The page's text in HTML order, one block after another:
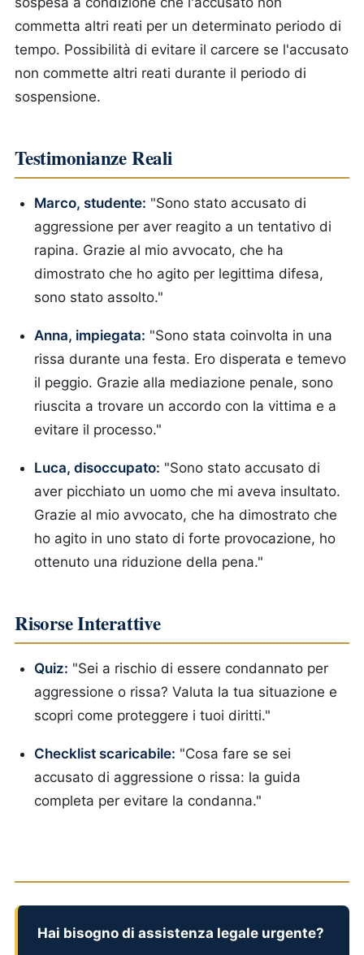
commetta altri reati per un determinato periodo di
tempo. Possibilità di evitare il carcere se l'accusato
non commette altri reati durante il periodo di
sospensione.
Testimonianze Reali
Marco, studente: "Sono stato accusato di
aggressione per aver reagito a un tentativo di
rapina. Grazie al mio avvocato, che ha
dimostrato che ho agito per legittima difesa,
sono stato assolto."
Anna, impiegata: "Sono stata coinvolta in una
rissa durante una festa. Ero disperata e temevo
il peggio. Grazie alla mediazione penale, sono
riuscita a trovare un accordo con la vittima e a
evitare il processo."
Luca, disoccupato: "Sono stato accusato di
aver picchiato un uomo che mi aveva insultato.
Grazie al mio avvocato, che ha dimostrato che
ho agito in uno stato di forte provocazione, ho
ottenuto una riduzione della pena."
Risorse Interattive
Quiz: "Sei a rischio di essere condannato per
aggressione o rissa? Valuta la tua situazione e
scopri come proteggere i tuoi diritti."
Checklist scaricabile: "Cosa fare se sei
accusato di aggressione o rissa: la guida
completa per evitare la condanna."
Hai bisogno di assistenza legale urgente?